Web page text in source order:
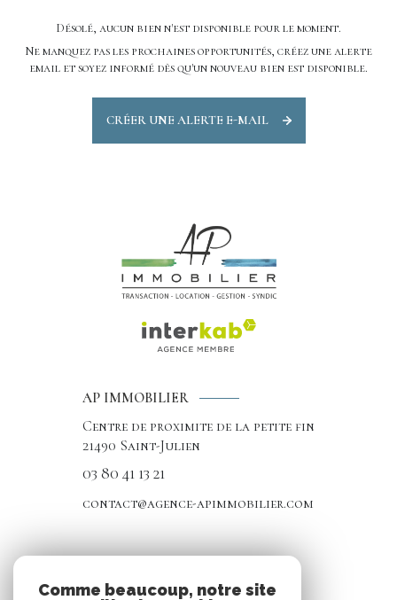
Désolé, aucun bien n'est disponible pour le moment.
Ne manquez pas les prochaines opportunités, créez une alerte
email et soyez informé dès qu'un nouveau bien est disponible.
CRÉER UNE ALERTE E-MAIL
AP IMMOBILIER
Centre de proximite de la petite fin
21490 Saint-Julien
03 80 41 13 21
contact@agence-apimmobilier.com
Comme beaucoup, notre site